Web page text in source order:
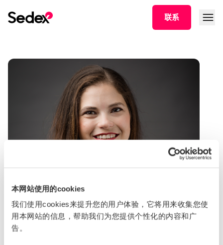
本网站使用的cookies
我们使用cookies来提升您的用户体验，它将用来收集您使
用本网站的信息，帮助我们为您提供个性化的内容和广
告。
联系 打开